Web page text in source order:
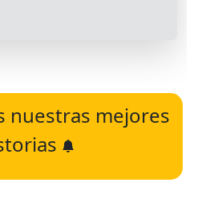
nuestras mejores